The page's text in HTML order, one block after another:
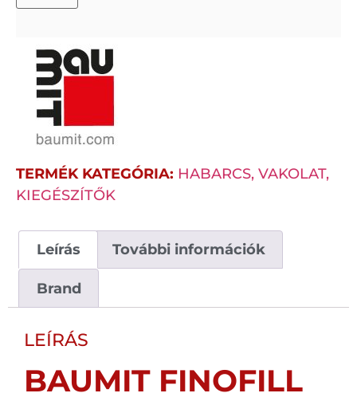
TERMÉK KATEGÓRIA: HABARCS, VAKOLAT,
KIEGÉSZÍTŐK
Leírás További információk
Brand
LEÍRÁS
BAUMIT FINOFILL